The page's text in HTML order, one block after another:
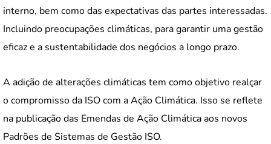
interno, bem como das expectativas das partes interessadas.
Incluindo preocupações climáticas, para garantir uma gestão
eficaz e a sustentabilidade dos negócios a longo prazo.
A adição de alterações climáticas tem como objetivo realçar
o compromisso da ISO com a Ação Climática. Isso se reflete
na publicação das Emendas de Ação Climática aos novos
Padrões de Sistemas de Gestão ISO.